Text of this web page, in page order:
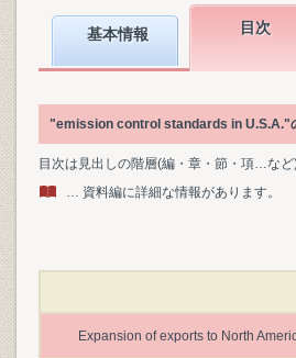
基本情報 目次
"emission control standards in U.S.A."
目次は見出しの階層(編・章・節・項…な
… 資料編に詳細な情報があります。
Expansion of exports to North